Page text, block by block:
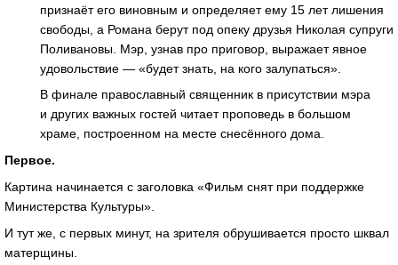
признаёт его виновным и определяет ему 15 лет лишения
свободы, а Романа берут под опеку друзья Николая супруги
Поливановы. Мэр, узнав про приговор, выражает явное
удовольствие — «будет знать, на кого залупаться».
В финале православный священник в присутствии мэра
и других важных гостей читает проповедь в большом
храме, построенном на месте снесённого дома.
Первое.
Картина начинается с заголовка «Фильм снят при поддержке
Министерства Культуры».
И тут же, с первых минут, на зрителя обрушивается просто шквал
матерщины.